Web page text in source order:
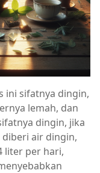
ini sifatnya dingin,
lemah, dan
dingin, jika
air dingin,
liter per hari,